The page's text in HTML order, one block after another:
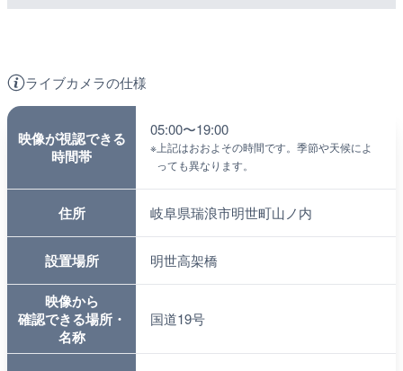
ライブカメラの仕様
映像が視認できる
時間帯
05:00〜19:00
※ 上記はおおよその時間です。季節や天候によ
っても異なります。
住所 岐阜県瑞浪市明世町山ノ内
設置場所 明世高架橋
映像から
確認できる場所・
名称
国道19号